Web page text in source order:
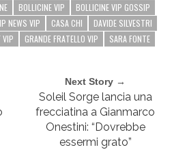
BOLLICINE VIP
BOLLICINE VIP GOSSIP
NEWS VIP CASA CHI
DAVIDE SILVESTRI
VIP GRANDE FRATELLO VIP
SARA FONTE
Next Story →
Soleil Sorge lancia una
frecciatina a Gianmarco
Onestini: “Dovrebbe
essermi grato”